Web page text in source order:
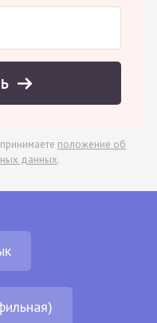
положение об
данных.